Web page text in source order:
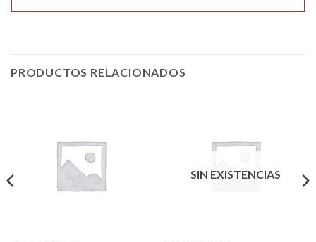
PRODUCTOS RELACIONADOS
SIN EXISTENCIAS